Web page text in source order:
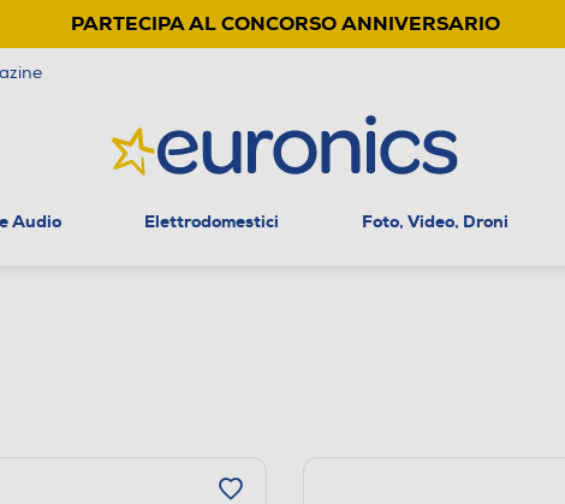
PARTECIPA AL CONCORSO ANNIVERSARIO
Audio Elettrodomestici Foto, Video, Droni